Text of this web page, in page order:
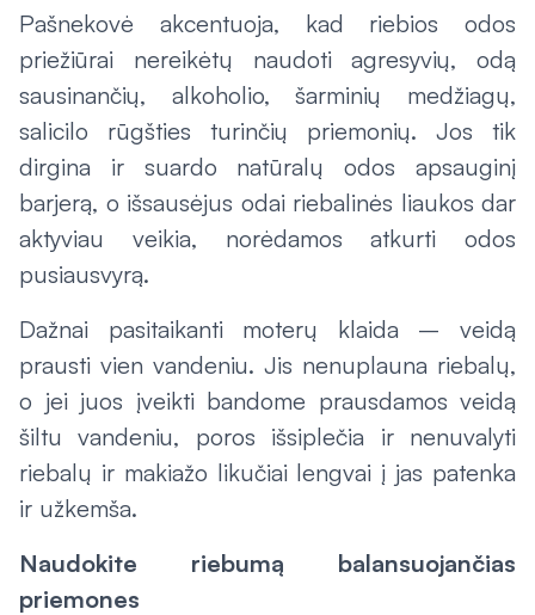
Pašnekovė akcentuoja, kad riebios odos
priežiūrai nereikėtų naudoti agresyvių, odą
sausinančių, alkoholio, šarminių medžiagų,
salicilo rūgšties turinčių priemonių. Jos tik
dirgina ir suardo natūralų odos apsauginį
barjerą, o išsausėjus odai riebalinės liaukos dar
aktyviau veikia, norėdamos atkurti odos
pusiausvyrą.
Dažnai pasitaikanti moterų klaida – veidą
prausti vien vandeniu. Jis nenuplauna riebalų,
o jei juos įveikti bandome prausdamos veidą
šiltu vandeniu, poros išsiplečia ir nenuvalyti
riebalų ir makiažo likučiai lengvai į jas patenka
ir užkemša.
Naudokite riebumą balansuojančias
priemones